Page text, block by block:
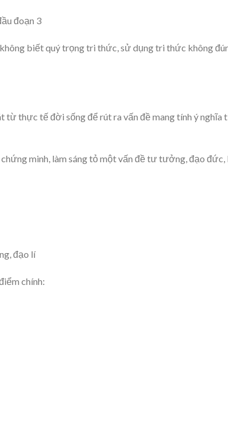
đoạn 3
biết quý trọng tri thức, sử dụng tri thức không
từ thực tế đời sống để rút ra vấn đề mang tính ý nghĩa
minh, làm sáng tỏ một vấn đề tư tưởng, đạo đức,
đạo lí
chính: